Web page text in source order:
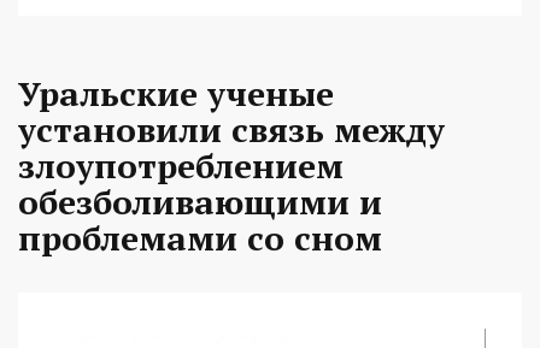
Уральские ученые
установили связь между
злоупотреблением
обезболивающими и
проблемами со сном